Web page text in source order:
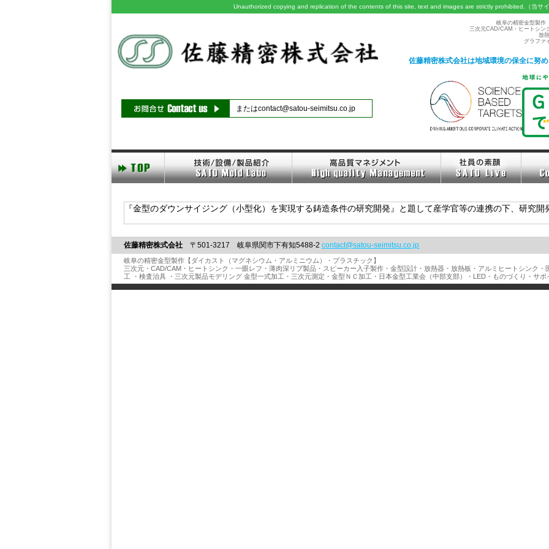
Unauthorized copying and replication of the contents of this site, text and images are strictly prohibited. （当サ
またはcontact@satou-seimitsu.co.jp
岐阜の精密金型製作
三次元CAD/CAM・ヒートシン
放
グラファ
佐藤精密株式会社は地域環境の保全に努め
『金型のダウンサイジング（小型化）を実現する鋳造条件の研究開発』と題して産学官等の連携の下、研究開
佐藤精密株式会社〒501-3217 岐阜県関市下有知5488-2contact@satou-seimitsu.co.jp
岐阜の精密金型製作【ダイカスト（マグネシウム・アルミニウム）・プラスチック】
三次元・CAD/CAM・ヒートシンク・一眼レフ・薄肉深リブ製品・スピーカー入子製作・金型設計・放熱器・放熱板・アルミヒートシンク
工 ・検査治具 ・三次元製品モデリング 金型一式加工・三次元測定・金型ＮＣ加工・日本金型工業会（中部支部）・LED・ものづくり・サポ